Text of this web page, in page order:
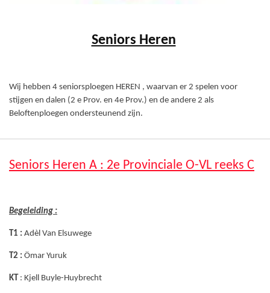
Seniors Heren
Wij hebben 4 seniorsploegen HEREN , waarvan er 2 spelen voor
stijgen en dalen (2 e Prov. en 4e Prov.) en de andere 2 als
Beloftenploegen ondersteunend zijn.
Seniors Heren A : 2e Provinciale O-VL reeks C
Begeleiding :
T1 : Adèl Van Elsuwege
T2 : Ömar Yuruk
KT: Kjell Buyle-Huybrecht